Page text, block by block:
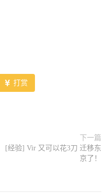
打赏
下一篇
[经验] Vir 又可以花3刀 迁移东
京了！